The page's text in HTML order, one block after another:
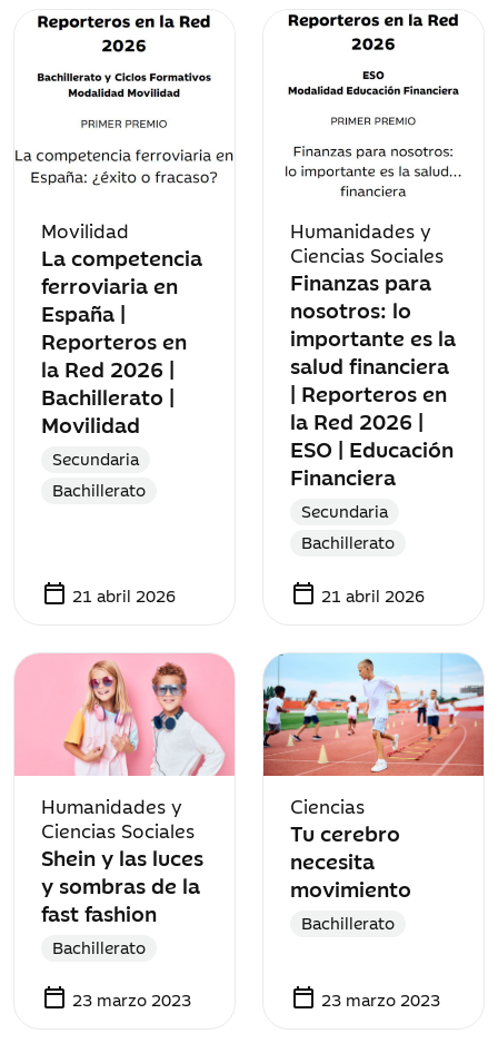
Movilidad
La competencia
ferroviaria en
España |
Reporteros en
la Red 2026 |
Bachillerato |
Movilidad
Secundaria
Bachillerato
calendar_today 21 abril 2026
Humanidades y
Ciencias Sociales
Finanzas para
nosotros: lo
importante es la
salud financiera
| Reporteros en
la Red 2026 |
ESO | Educación
Financiera
Secundaria
Bachillerato
calendar_today 21 abril 2026
Humanidades y
Ciencias Sociales
Shein y las luces
y sombras de la
fast fashion
Bachillerato
calendar_today 23 marzo 2023
Ciencias
Tu cerebro
necesita
movimiento
Bachillerato
calendar_today 23 marzo 2023